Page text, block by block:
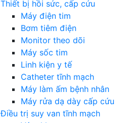
Thiết bị hồi sức, cấp cứu
Máy điện tim
Bơm tiêm điện
Monitor theo dõi
Máy sốc tim
Linh kiện y tế
Catheter tĩnh mạch
Máy làm ấm bệnh nhân
Máy rửa dạ dày cấp cứu
Điều trị suy van tĩnh mạch